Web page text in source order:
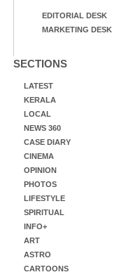
EDITORIAL DESK
MARKETING DESK
SECTIONS
LATEST
KERALA
LOCAL
NEWS 360
CASE DIARY
CINEMA
OPINION
PHOTOS
LIFESTYLE
SPIRITUAL
INFO+
ART
ASTRO
CARTOONS